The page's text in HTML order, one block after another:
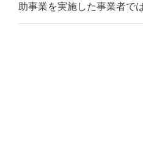
助事業を実施した事業者で